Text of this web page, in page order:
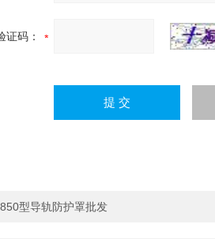
证码：
850型导轨防护罩批发